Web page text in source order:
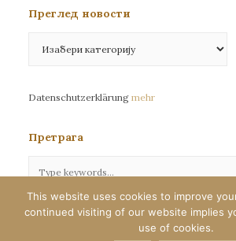
Преглед новости
новости
Datenschutzerklärung mehr
Претрага
Сва права задржана©eparhija-nemacka.com
Илустрације : Јелена Јефтић
This website uses cookies to improve
continued visiting of our website implies
use of cookies.